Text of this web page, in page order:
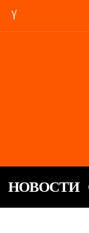
НОВОСТИ